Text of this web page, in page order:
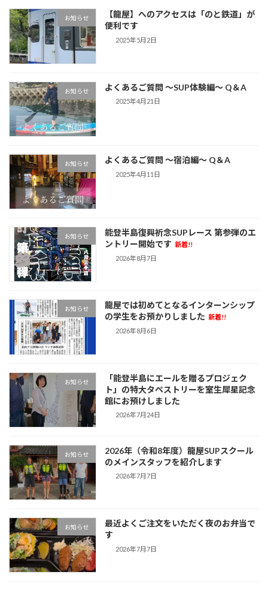
お知らせ
【龍屋】へのアクセスは「のと鉄道」が
便利です
2025年5月2日
お知らせ よくあるご質問 ～SUP体験編～ Q＆A
2025年4月21日
お知らせ よくあるご質問 ～宿泊編～ Q＆A
2025年4月11日
お知らせ
能登半島復興祈念SUPレース 第参弾のエ
ントリー開始です 新着!!
2026年8月7日
お知らせ
龍屋では初めてとなるインターンシップ
の学生をお預かりしました 新着!!
2026年8月6日
お知らせ
「能登半島にエールを贈るプロジェク
ト」の特大タペストリーを室生犀星記念
館にお預けしました
2026年7月24日
お知らせ
2026年（令和8年度）龍屋SUPスクール
のメインスタッフを紹介します
2026年7月7日
お知らせ
最近よくご注文をいただく夜のお弁当で
す
2026年7月7日